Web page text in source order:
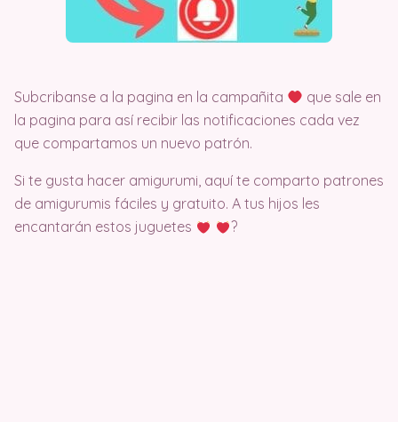
Subcribanse a la pagina en la campañita
que sale en
la pagina para así recibir las notificaciones cada vez
que compartamos un nuevo patrón.
Si te gusta hacer amigurumi, aquí te comparto patrones
de amigurumis fáciles y gratuito. A tus hijos les
encantarán estos juguetes
?